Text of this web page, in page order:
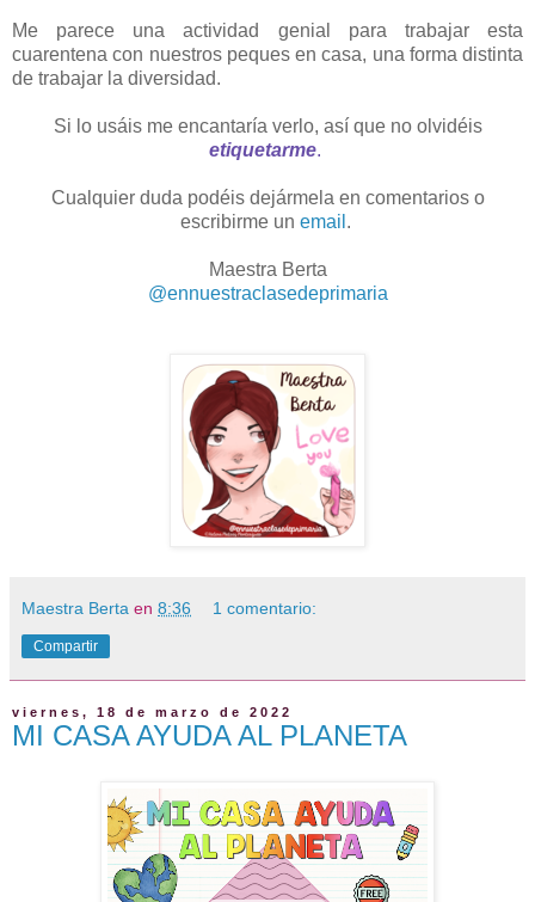
Me parece una actividad genial para trabajar esta
cuarentena con nuestros peques en casa, una forma distinta
de trabajar la diversidad.
Si lo usáis me encantaría verlo, así que no olvidéis
etiquetarme.
Cualquier duda podéis dejármela en comentarios o
escribirme un email .
Maestra Berta
@ennuestraclasedeprimaria
Maestra Berta en 8:36 1 comentario:
Compartir
viernes, 18 de marzo de 2022
MI CASA AYUDA AL PLANETA